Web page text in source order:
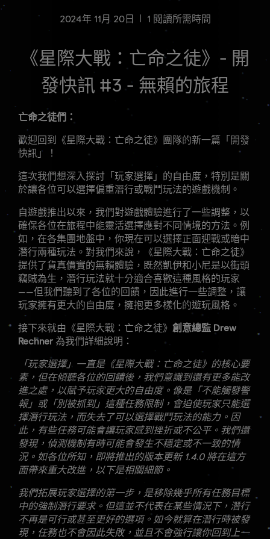
2024年 11月 20日 1 閱讀所需時間
《星際大戰：亡命之徒》- 開
發快訊 #3 - 無賴的旅程
亡命之徒們：
歡迎回到《星際大戰：亡命之徒》團隊的新一篇「開發
快訊」！
這次我們想深入探討「玩家選擇」的自由度，特別是關
於讓各位可以選擇偏重潛行或戰鬥玩法的遊戲機制。
自遊戲推出以來，我們對遊戲體驗進行了一些調整，以
確保各位在旅程中能靈活選擇應對不同情境的方法。例
如，在各集團地盤中，你現在可以選擇正面迎戰或暗中
潛行兩種玩法。對我們來說，《星際大戰：亡命之徒》
提供了貨真價實的無賴體驗，既然凱伊和小尼是以街頭
竊賊為生，潛行玩法就十分適合喜歡這種風格的玩家
——但我們聽到了各位的回饋，因此進行一些調整，讓
玩家擁有更大的自由度，擁抱更多樣化的遊玩風格。
接下來就由《星際大戰：亡命之徒》 創意總監 Drew
Rechner 為我們詳細說明：
「玩家選擇」一直是《星際大戰：亡命之徒》的核心要
素，但在傾聽各位的回饋後，我們意識到還有更多能改
進之處，以賦予玩家更大的自由度。像是「不能觸發警
報」或「別被抓到」這種任務限制，會迫使玩家只能選
擇潛行玩法，而失去了可以選擇戰鬥玩法的能力。因
此，有些任務可能會讓玩家感到挫折或不公平。我們還
發現，偵測機制有時可能會發生不穩定或不一致的情
況。如各位所知，即將推出的版本更新 1.4.0 將在這方
面帶來重大改進，以下是相關細節。
我們拓展玩家選擇的第一步，是移除幾乎所有任務目標
中的強制潛行要求。但這並不代表在某些情況下，潛行
不再是可行或甚至更好的選項。如今就算在潛行時被發
現，任務也不會因此失敗，並且不會強行讓你回到上一